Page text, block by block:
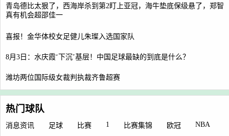
青岛德比太狠了，西海岸杀到第2盯上亚冠，海牛垫底保级悬了，郑智
真有机会超邵佳一
喜报！金华体校女足健儿朱璨入选国家队
8月3日：水庆霞‘下沉’基层！中国足球最缺的到底是什么？
潍坊两位国际级女裁判执裁齐鲁超赛
热门球队
消息资讯 足球 比赛 1 比赛集锦 欧冠 NBA